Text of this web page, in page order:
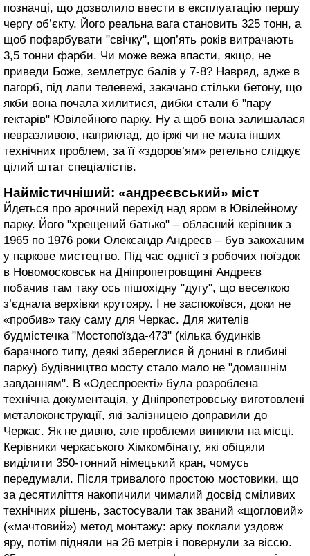
позначці, що дозволило ввести в експлуатацію першу
чергу об’єкту. Його реальна вага становить 325 тонн, а
щоб пофарбувати "свічку", щоп’ять років витрачають
3,5 тонни фарби. Чи може вежа впасти, якщо, не
приведи Боже, землетрус балів у 7-8? Навряд, адже в
пагорб, під лапи телевежі, закачано стільки бетону, що
якби вона почала хилитися, дибки стали б "пару
гектарів" Ювілейного парку. Ну а щоб вона залишалася
невразливою, наприклад, до іржі чи не мала інших
технічних проблем, за її «здоров’ям» ретельно слідкує
цілий штат спеціалістів.
Наймістичніший: «андреєвський» міст
Йдеться про арочний перехід над яром в Ювілейному
парку. Його "хрещений батько" – обласний керівник з
1965 по 1976 роки Олександр Андреєв – був закоханим
у паркове мистецтво. Під час однієї з робочих поїздок
в Новомосковськ на Дніпропетровщині Андреєв
побачив там таку ось пішохідну "дугу", що веселкою
з’єднала верхівки крутояру. І не заспокоївся, доки не
«пробив» таку саму для Черкас. Для жителів
будмістечка "Мостопоїзда-473" (кілька будинків
барачного типу, деякі збереглися й донині в глибині
парку) будівництво мосту стало мало не "домашнім
завданням". В «Одеспроекті» була розроблена
технічна документація, у Дніпропетровську виготовлені
металоконструкції, які залізницею доправили до
Черкас. Як не дивно, але проблеми виникли на місці.
Керівники черкаського Хімкомбінату, які обіцяли
виділити 350-тонний німецький кран, чомусь
передумали. Після тривалого простою мостовики, що
за десятиліття накопичили чималий досвід сміливих
технічних рішень, застосували так званий «щогловий»
(«мачтовий») метод монтажу: арку поклали уздовж
яру, потім підняли на 26 метрів і повернули за віссю.